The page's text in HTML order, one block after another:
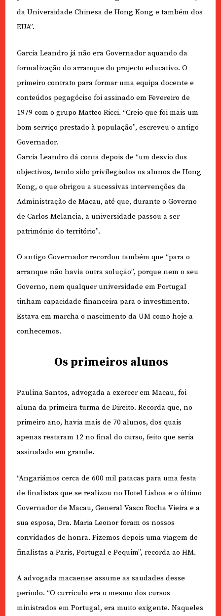
da Universidade Chinesa de Hong Kong e também dos
EUA”.
Garcia Leandro já não era Governador aquando da
formalização do arranque do projecto educativo. O
primeiro contrato para formar uma equipa docente e
conteúdos pegagóciso foi assinado em Fevereiro de
1979 com o grupo Matteo Ricci. “Creio que foi mais um
bom serviço prestado à população”, escreveu o antigo
Governador.
Garcia Leandro dá conta depois de “um desvio dos
objectivos, tendo sido privilegiados os alunos de Hong
Kong, o que obrigou a sucessivas intervenções da
Administração de Macau, até que, durante o Governo
de Carlos Melancia, a universidade passou a ser
património do território”.
O antigo Governador recordou também que “para o
arranque não havia outra solução”, porque nem o seu
Governo, nem qualquer universidade em Portugal
tinham capacidade financeira para o investimento.
Estava em marcha o nascimento da UM como hoje a
conhecemos.
Os primeiros alunos
Paulina Santos, advogada a exercer em Macau, foi
aluna da primeira turma de Direito. Recorda que, no
primeiro ano, havia mais de 70 alunos, dos quais
apenas restaram 12 no final do curso, feito que seria
assinalado em grande.
“Angariámos cerca de 600 mil patacas para uma festa
de finalistas que se realizou no Hotel Lisboa e o último
Governador de Macau, General Vasco Rocha Vieira e a
sua esposa, Dra. Maria Leonor foram os nossos
convidados de honra. Fizemos depois uma viagem de
finalistas a Paris, Portugal e Pequim”, recorda ao HM.
A advogada macaense assume as saudades desse
período. “O currículo era o mesmo dos cursos
ministrados em Portugal, era muito exigente. Naqueles